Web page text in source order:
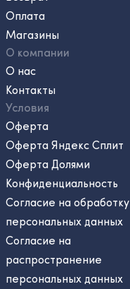
Оплата
Магазины
О компании
О нас
Контакты
Условия
Оферта
Оферта Яндекс Сплит
Оферта Долями
Конфиденциальность
Согласие на обработку
персональных данных
Согласие на
распространение
персональных данных